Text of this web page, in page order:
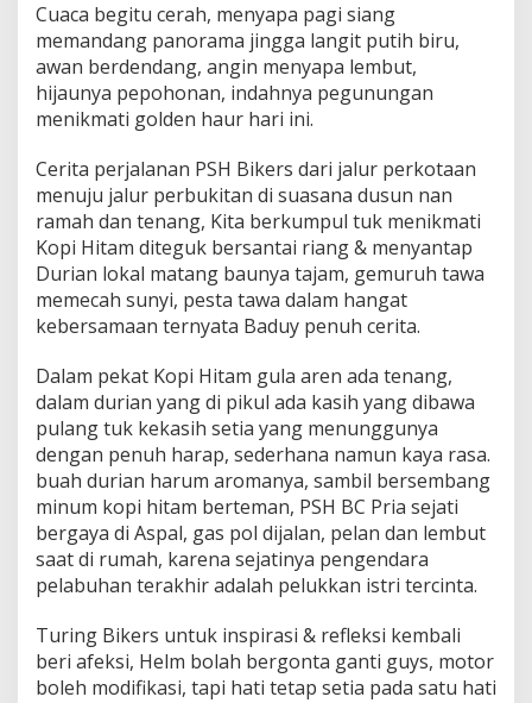
Cuaca begitu cerah, menyapa pagi siang
memandang panorama jingga langit putih biru,
awan berdendang, angin menyapa lembut,
hijaunya pepohonan, indahnya pegunungan
menikmati golden haur hari ini.
Cerita perjalanan PSH Bikers dari jalur perkotaan
menuju jalur perbukitan di suasana dusun nan
ramah dan tenang, Kita berkumpul tuk menikmati
Kopi Hitam diteguk bersantai riang & menyantap
Durian lokal matang baunya tajam, gemuruh tawa
memecah sunyi, pesta tawa dalam hangat
kebersamaan ternyata Baduy penuh cerita.
Dalam pekat Kopi Hitam gula aren ada tenang,
dalam durian yang di pikul ada kasih yang dibawa
pulang tuk kekasih setia yang menunggunya
dengan penuh harap, sederhana namun kaya rasa.
buah durian harum aromanya, sambil bersembang
minum kopi hitam berteman, PSH BC Pria sejati
bergaya di Aspal, gas pol dijalan, pelan dan lembut
saat di rumah, karena sejatinya pengendara
pelabuhan terakhir adalah pelukkan istri tercinta.
Turing Bikers untuk inspirasi & refleksi kembali
beri afeksi, Helm bolah bergonta ganti guys, motor
boleh modifikasi, tapi hati tetap setia pada satu hati